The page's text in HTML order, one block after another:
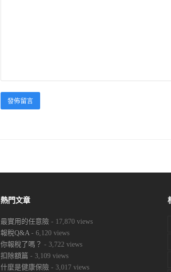
熱門文章
最實用的任意險 - 17,870 views
報稅Q&A - 6,120 views
你報稅了嗎？ - 3,722 views
扣除額篇 - 3,109 views
什麼是健康保險 - 3,017 views